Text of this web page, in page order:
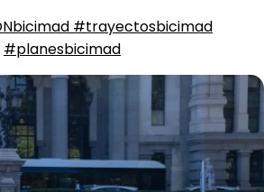
#trayectosbicimad
#planesbicimad